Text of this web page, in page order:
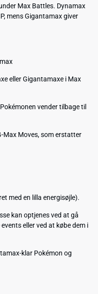
Max Battles. Dynamax
mens Gigantamax giver
eller Gigantamaxe i Max
vender tilbage til
Max Moves, som erstatter
med en lilla energisøjle).
kan optjenes ved at gå
eller ved at købe dem i
klar Pokémon og